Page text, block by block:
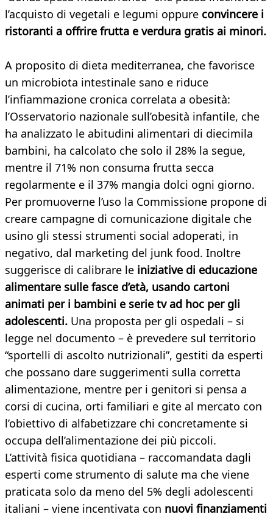
l’acquisto di vegetali e legumi oppure convincere i
ristoranti a offrire frutta e verdura gratis ai minori.
A proposito di dieta mediterranea, che favorisce
un microbiota intestinale sano e riduce
l’infiammazione cronica correlata a obesità:
l’Osservatorio nazionale sull’obesità infantile, che
ha analizzato le abitudini alimentari di diecimila
bambini, ha calcolato che solo il 28% la segue,
mentre il 71% non consuma frutta secca
regolarmente e il 37% mangia dolci ogni giorno.
Per promuoverne l’uso la Commissione propone di
creare campagne di comunicazione digitale che
usino gli stessi strumenti social adoperati, in
negativo, dal marketing del junk food. Inoltre
suggerisce di calibrare le iniziative di educazione
alimentare sulle fasce d’età, usando cartoni
animati per i bambini e serie tv ad hoc per gli
adolescenti. Una proposta per gli ospedali – si
legge nel documento – è prevedere sul territorio
“sportelli di ascolto nutrizionali”, gestiti da esperti
che possano dare suggerimenti sulla corretta
alimentazione, mentre per i genitori si pensa a
corsi di cucina, orti familiari e gite al mercato con
l’obiettivo di alfabetizzare chi concretamente si
occupa dell’alimentazione dei più piccoli.
L’attività fisica quotidiana – raccomandata dagli
esperti come strumento di salute ma che viene
praticata solo da meno del 5% degli adolescenti
italiani – viene incentivata con nuovi finanziamenti